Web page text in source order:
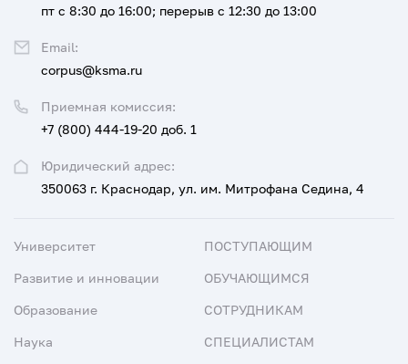
Юридический адрес:
350063 г. Краснодар, ул. им. Митрофана Седина, 4
Приемная комиссия:
+7 (800) 444-19-20 доб. 1
пт с 8:30 до 16:00; перерыв с 12:30 до 13:00
Email:
corpus@ksma.ru
Университет
Развитие и инновации
Образование
Наука
ПОСТУПАЮЩИМ
ОБУЧАЮЩИМСЯ
СОТРУДНИКАМ
СПЕЦИАЛИСТАМ